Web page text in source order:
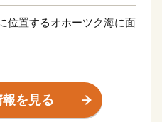
位置するオホーツク海に面
び南西は山岳に囲まれてい
を見る